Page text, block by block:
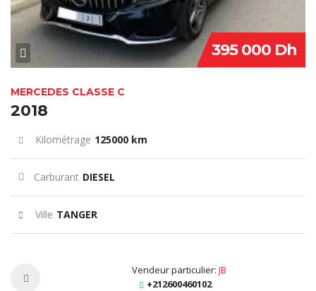
395 000 Dh
MERCEDES CLASSE C
2018
Kilométrage 125000 km
Carburant DIESEL
Ville TANGER
Vendeur particulier: JB
+212600460102